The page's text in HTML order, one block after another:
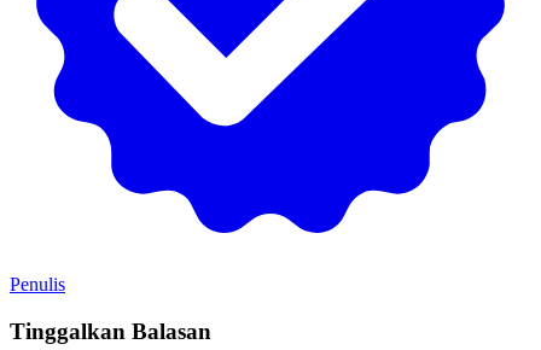
Penulis
Tinggalkan Balasan